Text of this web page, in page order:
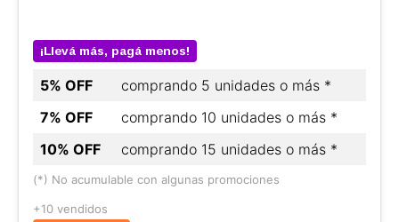
¡Llevá más, pagá menos!
5% OFF
comprando 5 unidades o más *
7% OFF
comprando 10 unidades o más *
10% OFF
comprando 15 unidades o más *
(*) No acumulable con algunas promociones
+10 vendidos